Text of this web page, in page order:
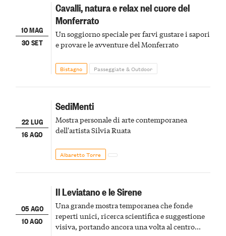
10 MAG
30 SET
Cavalli, natura e relax nel cuore del
Monferrato
Un soggiorno speciale per farvi gustare i sapori
e provare le avventure del Monferrato
Bistagno Passeggiate & Outdoor
22 LUG
16 AGO
SediMenti
Mostra personale di arte contemporanea
dell'artista Silvia Ruata
Albaretto Torre
05 AGO
10 AGO
Il Leviatano e le Sirene
Una grande mostra temporanea che fonde
reperti unici, ricerca scientifica e suggestione
visiva, portando ancora una volta al centro